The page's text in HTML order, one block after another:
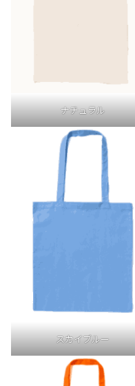
ナチュラル
スカイブルー